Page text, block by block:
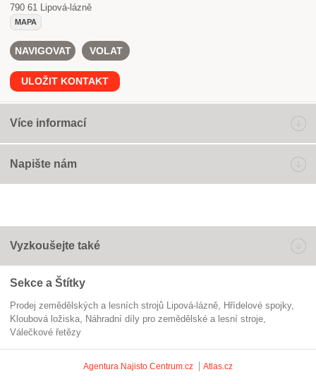
790 61 Lipová-lázně
MAPA
NAVIGOVAT VOLAT
ULOŽIT KONTAKT
Více informací
Napište nám
Vyzkoušejte také
Sekce a Štítky
Prodej zemědělských a lesních strojů Lipová-lázně
hřídelové spojky
kloubová ložiska
Náhradní díly pro zemědělské a lesní stroje
válečkové řetězy
Agentura Najisto Centrum.cz Atlas.cz